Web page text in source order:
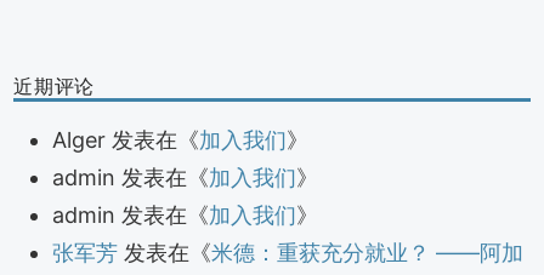
近期评论
Alger 发表在《加入我们》
admin 发表在《加入我们》
admin 发表在《加入我们》
张军芳 发表在《米德：重获充分就业？ ——阿加